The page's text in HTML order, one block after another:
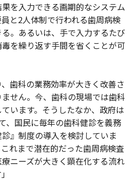
を入力できる画期的なシステム
と2人体制で行われる歯周病検
。あるいは、手で入力するたび
を繰り返す手間を省くことが可
、歯科の業務効率が大きく改善さ
せん。今、歯科の現場では歯科
います。そうしたなか、政府は
、国民に毎年の歯科健診を義務
』制度の導入を検討していま
れまで潜在的だった歯周病検査
ニーズが大きく顕在化する流れ
」